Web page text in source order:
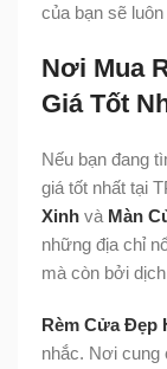
của bạn sẽ
Nơi Mua
Giá Tốt
Nếu bạn đang
giá tốt nhất tại
Xinh và Màn
những địa chỉ
mà còn bởi
Rèm Cửa Đẹp
nhắc. Nơi cung